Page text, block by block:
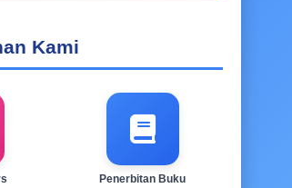
Kami
Penerbitan Buku